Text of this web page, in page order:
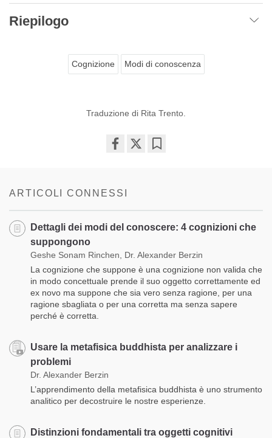
Riepilogo
Cognizione Modi di conoscenza
Traduzione di Rita Trento.
ARTICOLI CONNESSI
Dettagli dei modi del conoscere: 4 cognizioni che
suppongono
Geshe Sonam Rinchen, Dr. Alexander Berzin
La cognizione che suppone è una cognizione non valida che
in modo concettuale prende il suo oggetto correttamente ed
ex novo ma suppone che sia vero senza ragione, per una
ragione sbagliata o per una corretta ma senza sapere
perché è corretta.
Usare la metafisica buddhista per analizzare i
problemi
Dr. Alexander Berzin
L’apprendimento della metafisica buddhista è uno strumento
analitico per decostruire le nostre esperienze.
Distinzioni fondamentali tra oggetti cognitivi